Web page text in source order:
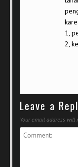
1,
2,
Leave a
Your email address will